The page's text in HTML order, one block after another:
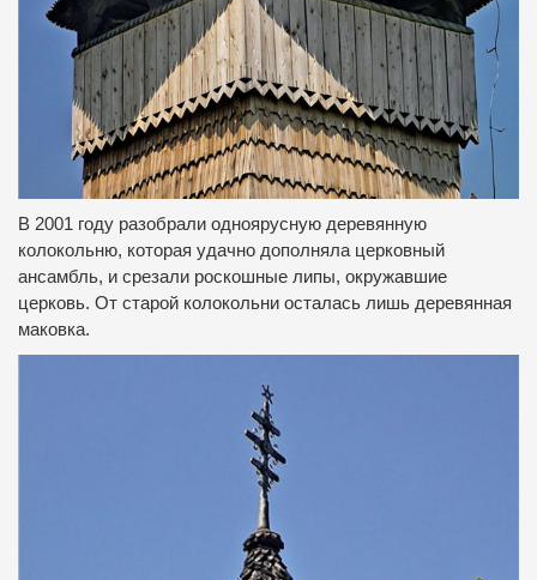
В 2001 году разобрали одноярусную деревянную
колокольню, которая удачно дополняла церковный
ансамбль, и срезали роскошные липы, окружавшие
церковь. От старой колокольни осталась лишь деревянная
маковка.